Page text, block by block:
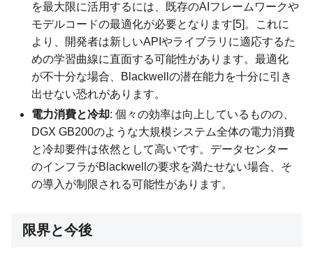
を最大限に活用するには、既存のAIフレームワークや
モデルコードの最適化が必要となります[5]。これに
より、開発者は新しいAPIやライブラリに適応するた
めの学習曲線に直面する可能性があります。最適化
が不十分な場合、Blackwellの潜在能力を十分に引き
出せない恐れがあります。
電力消費と冷却: 個々の効率は向上しているものの、
DGX GB200のような大規模システム全体の電力消費
と冷却要件は依然として高いです。データセンター
のインフラがBlackwellの要求を満たせない場合、そ
の導入が制限される可能性があります。
限界と今後